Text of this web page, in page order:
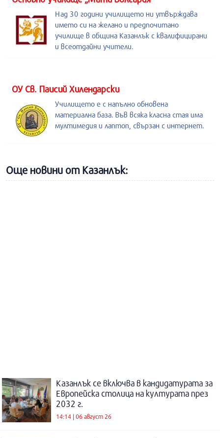
Над 30 години училището ни утвърждава
името си на желано и предпочитано
училище в община Казанлък с квалифицирани
и всеотдайни учители.
ОУ Св. Паисий Хилендарски
Училището е с напълно обновена
материална база. Във всяка класна стая има
мултимедия и лаптоп, свързан с интернет.
Още новини от Казанлък:
Казанлък се включва в кандидатурата за
Европейска столица на културата през
2032 г.
14:14 | 06 август 26